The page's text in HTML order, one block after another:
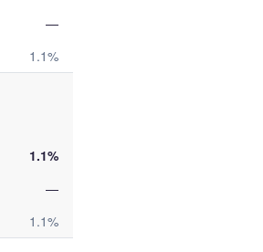
—
1.1%
1.1%
—
1.1%